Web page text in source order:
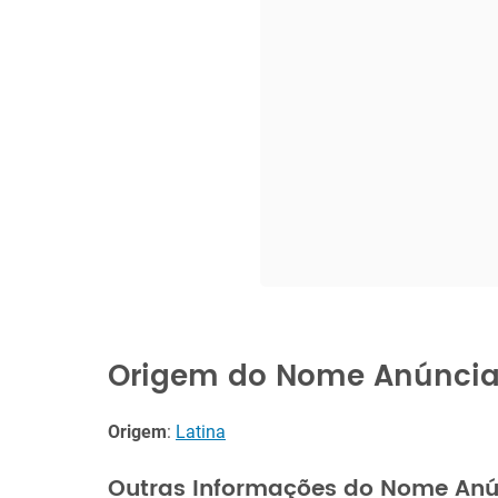
Origem do Nome Anúncia
Origem: Latina
Outras Informações do Nome